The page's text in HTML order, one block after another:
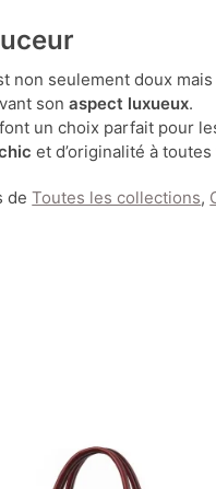
non seulement doux
sonaspect luxueux.
un choix parfait pour
et d’originalité à
deToutes les collections,